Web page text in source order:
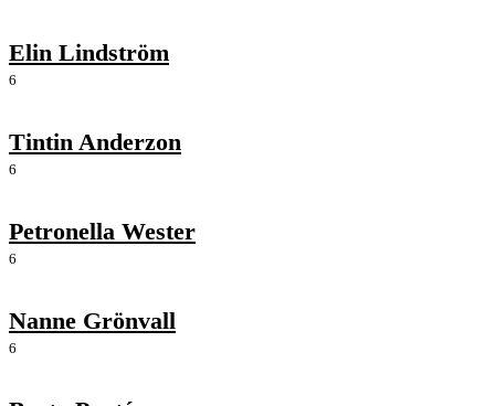
Elin Lindström
6
Tintin Anderzon
6
Petronella Wester
6
Nanne Grönvall
6